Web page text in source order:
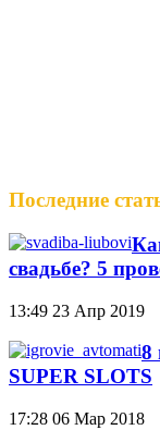
Последние
свадьбе? 5
13:49 23 Апр 2019
8
SUPER SLOTS
17:28 06 Мар 2018